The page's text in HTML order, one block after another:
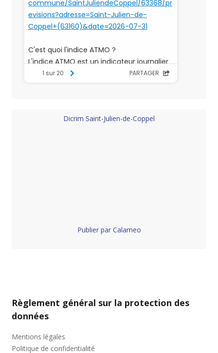
Dicrim Saint-Julien-de-Coppel
Publier par Calameo
Règlement général sur la protection des
données
Mentions légales
Politique de confidentialité